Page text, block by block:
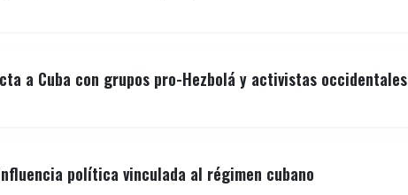
a Cuba con grupos pro-Hezbolá y activistas occidentales
política vinculada al régimen cubano